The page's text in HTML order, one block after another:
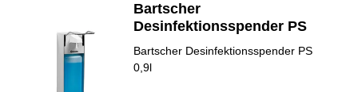
Bartscher
Desinfektionsspender PS
Bartscher Desinfektionsspender PS
0,9l